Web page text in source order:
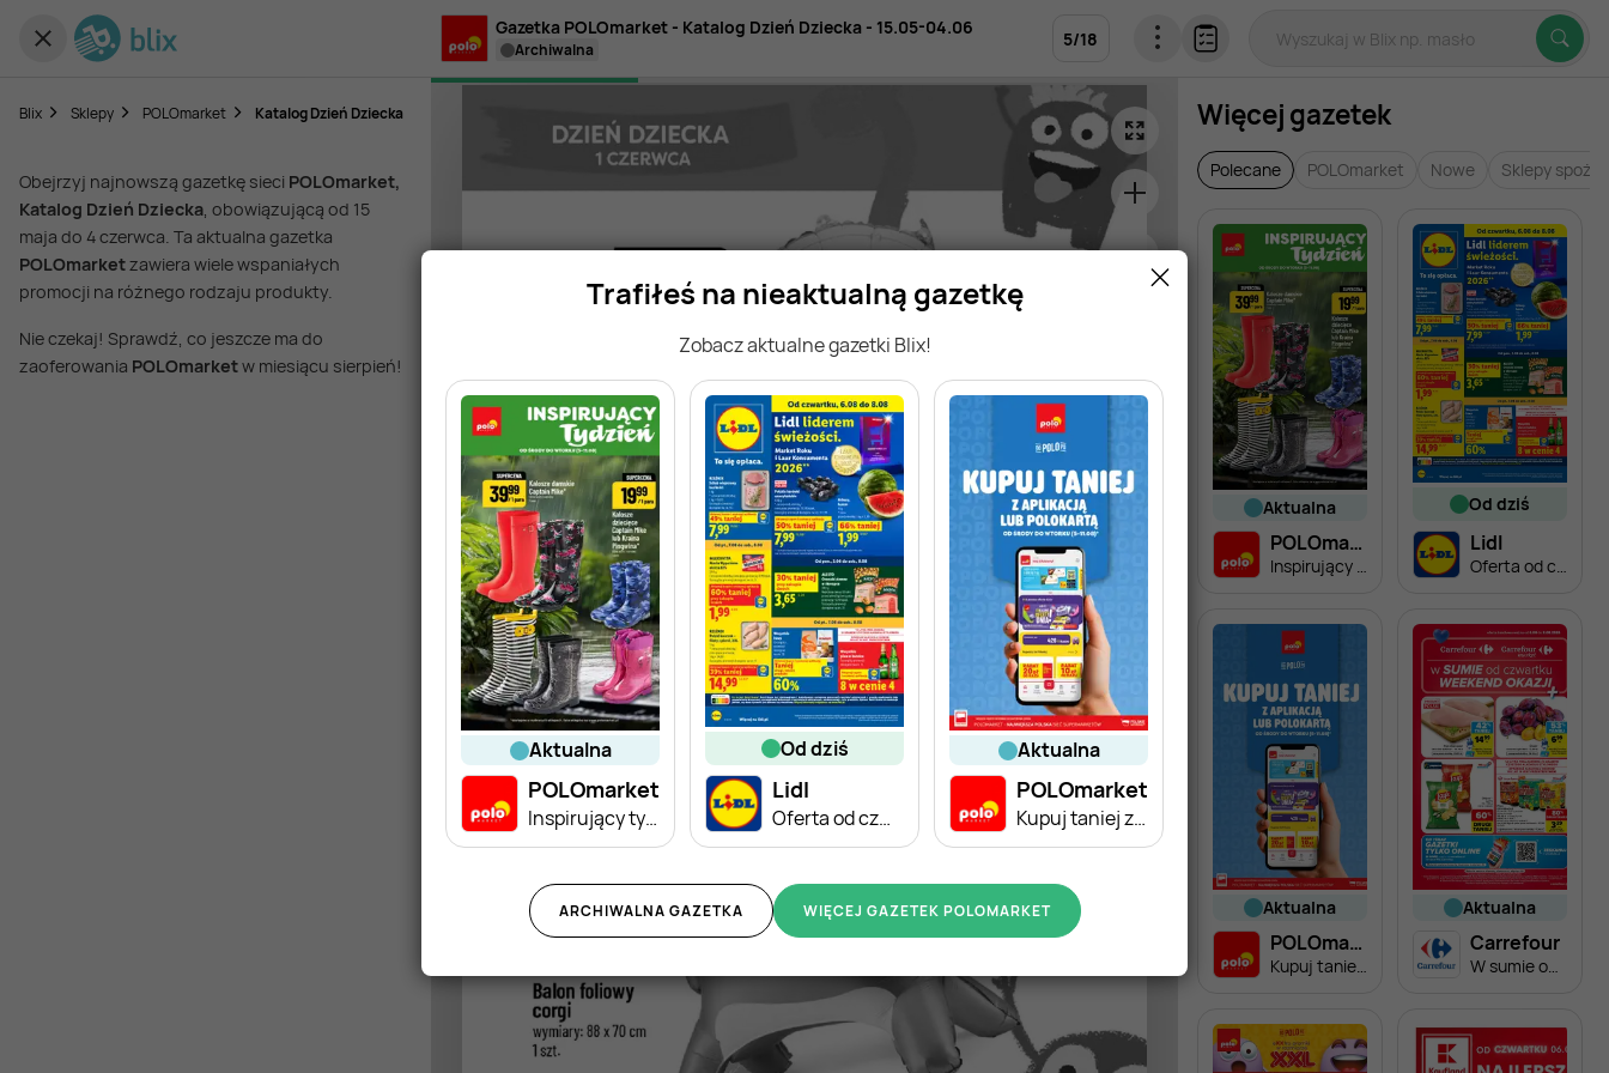
Trafiłeś na nieaktualną gazetkę
Zobacz aktualne gazetki Blix!
aktualna
POLOmarket
Inspirujący tydzień
od dziś
Lidl
Oferta od czwartku
aktualna
POLOmarket
Kupuj taniej z aplikacją lub polokartą
WIĘCEJ GAZETEK POLOMARKET
ARCHIWALNA GAZETKA
Gazetka POLOmarket - Katalog Dzień Dziecka - 15.05-04.06
archiwalna 5/18
Blix Sklepy POLOmarket Katalog Dzień Dziecka
Obejrzyj najnowszą gazetkę sieci POLOmarket,
Katalog Dzień Dziecka, obowiązującą od 15
maja do 4 czerwca. Ta aktualna gazetka
POLOmarketzawiera wiele wspaniałych
promocji na różnego rodzaju produkty.
Nie czekaj! Sprawdź, co jeszcze ma do
zaoferowania POLOmarketw miesiącu sierpień!
Więcej gazetek
Polecane POLOmarket Nowe Sklepy
aktualna
POLOmarket
Inspirujący tydzień
od dziś
Lidl
Oferta od czwartku
aktualna
POLOmarket
aktualna
Carrefour